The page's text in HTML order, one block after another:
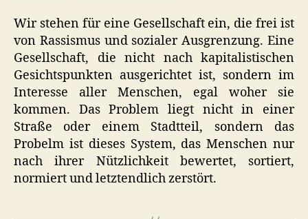
Wir stehen für eine Gesellschaft ein, die frei ist
von Rassismus und sozialer Ausgrenzung. Eine
Gesellschaft, die nicht nach kapitalistischen
Gesichtspunkten ausgerichtet ist, sondern im
Interesse aller Menschen, egal woher sie
kommen. Das Problem liegt nicht in einer
Straße oder einem Stadtteil, sondern das
Probelm ist dieses System, das Menschen nur
nach ihrer Nützlichkeit bewertet, sortiert,
normiert und letztendlich zerstört.